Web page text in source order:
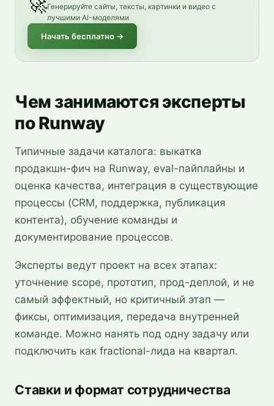
Генерируйте сайты, тексты, картинки и видео с
лучшими AI-моделями
Начать бесплатно →
Чем занимаются эксперты
по Runway
Типичные задачи каталога: выкатка
продакшн-фич на Runway, eval-пайплайны и
оценка качества, интеграция в существующие
процессы (CRM, поддержка, публикация
контента), обучение команды и
документирование процессов.
Эксперты ведут проект на всех этапах:
уточнение scope, прототип, прод-деплой, и не
самый эффектный, но критичный этап —
фиксы, оптимизация, передача внутренней
команде. Можно нанять под одну задачу или
подключить как fractional-лида на квартал.
Ставки и формат сотрудничества